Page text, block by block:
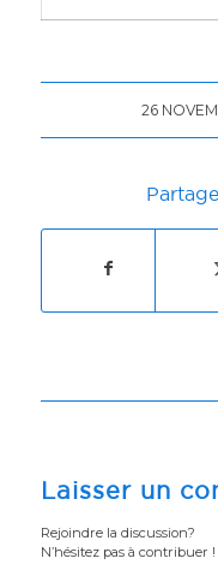
26
Laisser un
Rejoindre la discussion?
N’hésitez pas à contribuer !